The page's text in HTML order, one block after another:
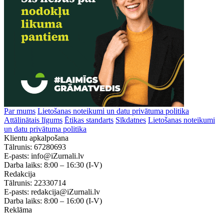
Par mums Lietošanas noteikumi un datu privātuma politika
Attālinātais līgums Ētikas standarts Sīkdatnes Lietošanas noteikumi
un datu privātuma politika
Klientu apkalpošana
Tālrunis: 67280693
E-pasts: info@iZurnali.lv
Darba laiks: 8:00 – 16:30 (I-V)
Redakcija
Tālrunis: 22330714
E-pasts: redakcija@iZurnali.lv
Darba laiks: 8:00 – 16:00 (I-V)
Reklāma